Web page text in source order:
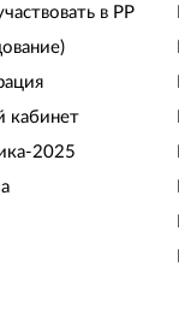
в РР
кабинет
2025